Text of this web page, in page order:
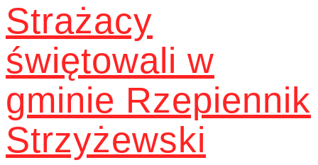
Strażacy
świętowali w
gminie Rzepiennik
Strzyżewski